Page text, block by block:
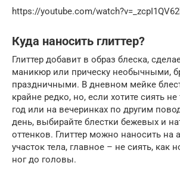
https://youtube.com/
Куда наносить глиттер?
Глиттер добавит в образ блеска,
маникюр или прическу необычными,
праздничными. В дневном мейке
крайне редко, но, если хотите сиять
год или на вечеринках по другим
день, выбирайте блестки бежевых и
оттенков. Глиттер можно наносить
участок тела, главное – не сиять, как
ног до головы.